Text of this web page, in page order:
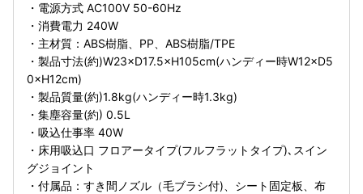
・電源方式 AC100V 50-60Hz
・消費電力 240W
・主材質：ABS樹脂、PP、ABS樹脂/TPE
・製品寸法(約)W23×D17.5×H105cm(ハンディー時W12×D5
0×H12cm)
・製品質量(約)1.8kg(ハンディー時1.3kg)
・集塵容量(約) 0.5L
・吸込仕事率 40W
・床用吸込口 フロアータイプ(フルフラットタイプ)､スイン
グジョイント
・付属品：すき間ノズル（毛ブラシ付)、シート固定板、布